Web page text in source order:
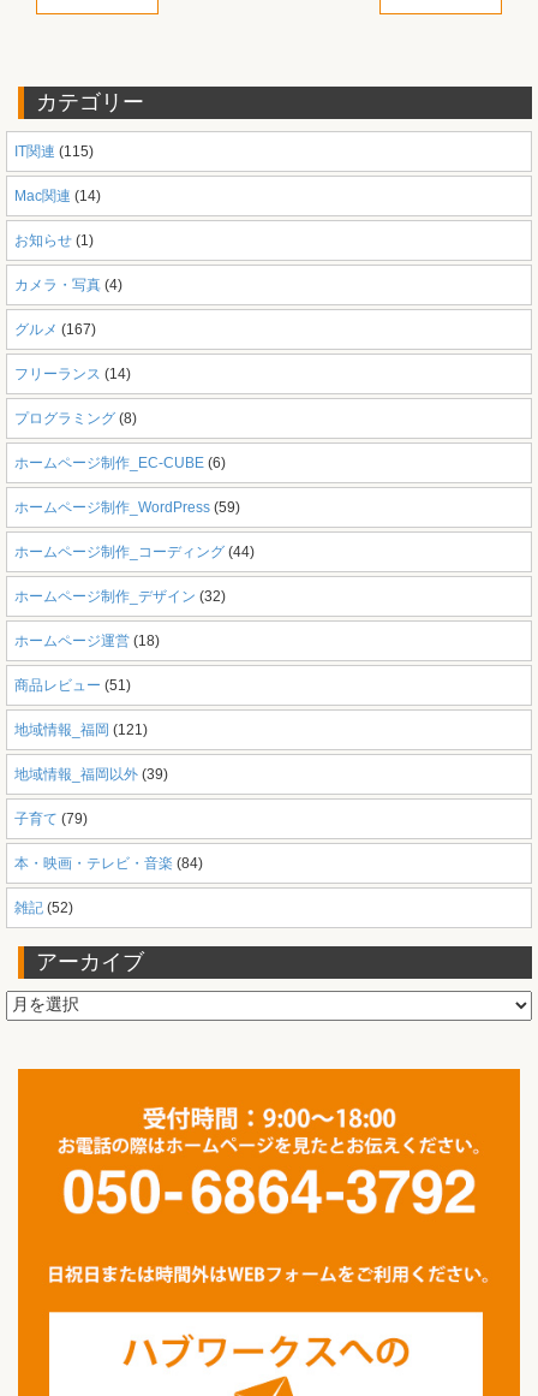
カテゴリー
IT関連 (115)
Mac関連 (14)
お知らせ (1)
カメラ・写真 (4)
グルメ (167)
フリーランス (14)
プログラミング (8)
ホームページ制作_EC-CUBE (6)
ホームページ制作_WordPress (59)
ホームページ制作_コーディング (44)
ホームページ制作_デザイン (32)
ホームページ運営 (18)
商品レビュー (51)
地域情報_福岡 (121)
地域情報_福岡以外 (39)
子育て (79)
本・映画・テレビ・音楽 (84)
雑記 (52)
アーカイブ
ア
ー
イ